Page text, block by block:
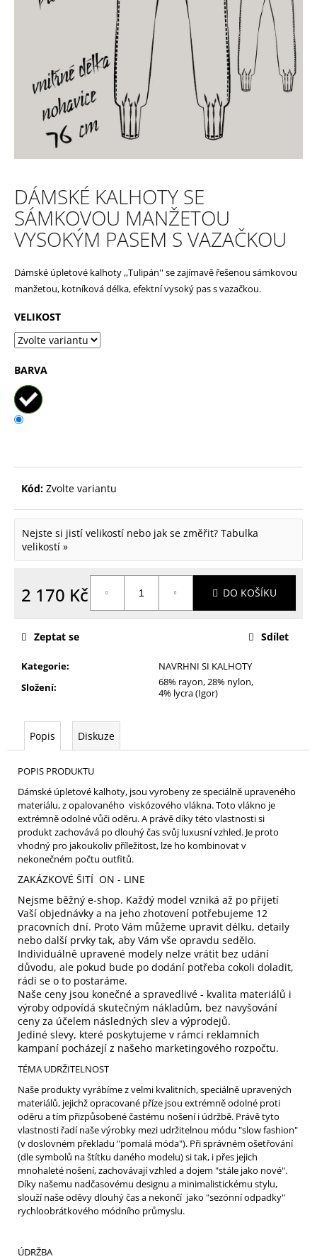
DÁMSKÉ KALHOTY SE
SÁMKOVOU MANŽETOU
VYSOKÝM PASEM S VAZAČKOU
Dámské úpletové kalhoty ,,Tulipán'' se zajímavě řešenou sámkovou
manžetou, kotníková délka, efektní vysoký pas s vazačkou.
VELIKOST
BARVA
Kód: Zvolte variantu
Nejste si jistí velikostí nebo jak se změřit? Tabulka
velikostí »
2 170 Kč DO KOŠÍKU
Kategorie:
NAVRHNI SI KALHOTY
Složení:
68% rayon, 28% nylon,
4% lycra (Igor)
Zeptat se Sdílet
Popis Diskuze
POPIS PRODUKTU
Dámské úpletové kalhoty, jsou vyrobeny ze speciálně upraveného
materiálu, z opalovaného viskózového vlákna. Toto vlákno je
extrémně odolné vůči oděru. A právě díky této vlastnosti si
produkt zachovává po dlouhý čas svůj luxusní vzhled. Je proto
vhodný pro jakoukoliv příležitost, lze ho kombinovat v
nekonečném počtu outfitů.
ZAKÁZKOVÉ ŠITÍ ON - LINE
Nejsme běžný e-shop. Každý model vzniká až po přijetí
Vaší objednávky a na jeho zhotovení potřebujeme 12
pracovních dní. Proto Vám můžeme upravit délku, detaily
nebo další prvky tak, aby Vám vše opravdu sedělo.
Individuálně upravené modely nelze vrátit bez udání
důvodu, ale pokud bude po dodání potřeba cokoli doladit,
rádi se o to postaráme.
Naše ceny jsou konečné a spravedlivé - kvalita materiálů i
výroby odpovídá skutečným nákladům, bez navyšování
ceny za účelem následných slev a výprodejů.
Jediné slevy, které poskytujeme v rámci reklamních
kampaní pocházejí z našeho marketingového rozpočtu.
TÉMA UDRŽITELNOST
Naše produkty vyrábíme z velmi kvalitních, speciálně upravených
materiálů, jejichž opracované příze jsou extrémně odolné proti
oděru a tím přizpůsobené častému nošení i údržbě. Právě tyto
vlastnosti řadí naše výrobky mezi udržitelnou módu "slow fashion"
(v doslovném překladu "pomalá móda"). Při správném ošetřování
(dle symbolů na štítku daného modelu) si tak, i přes jejich
mnohaleté nošení, zachovávají vzhled a dojem "stále jako nové".
Díky našemu nadčasovému designu a minimalistickému stylu,
slouží naše oděvy dlouhý čas a nekončí jako "sezónní odpadky"
rychloobrátkového módního průmyslu.
ÚDRŽBA
HLEDAT
D
o
p
r
u
č
j
e
m
e